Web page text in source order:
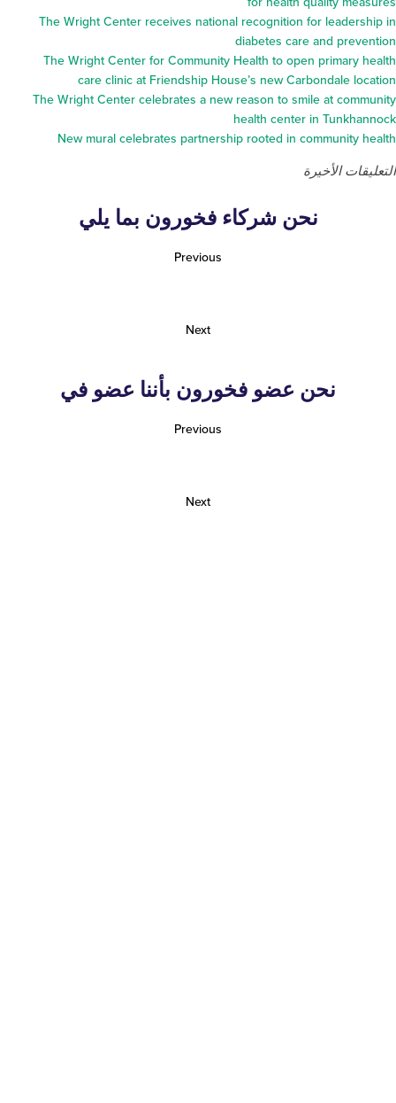
The Wright Center receives national recognition for
diabetes care and
The Wright Center for Community Health to open
care clinic at Friendship House’s new
The Wright Center celebrates a new reason to smile at
health center in
New mural celebrates partnership rooted in
نحن شركاء فخورون بما يلي
نحن عضو فخورون بأننا عضو في